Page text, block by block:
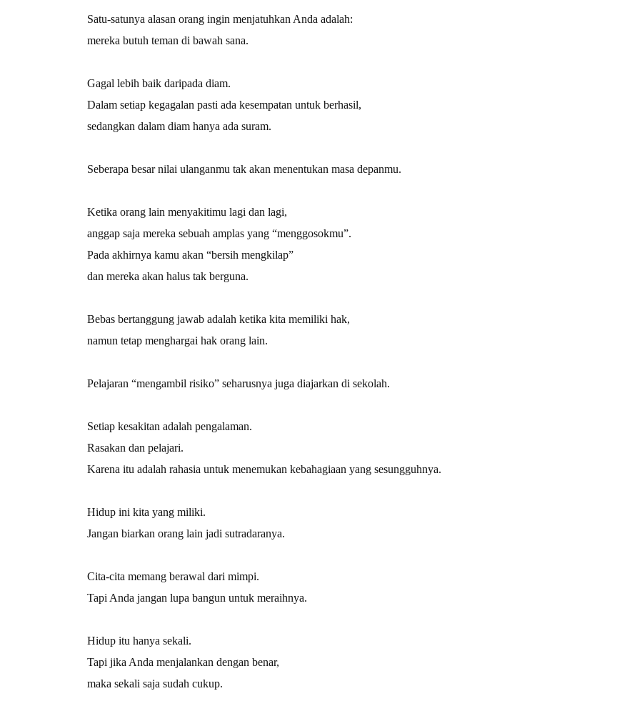
Satu-satunya alasan orang ingin menjatuhkan Anda adalah:
mereka butuh teman di bawah sana.
Gagal lebih baik daripada diam.
Dalam setiap kegagalan pasti ada kesempatan untuk berhasil,
sedangkan dalam diam hanya ada suram.
Seberapa besar nilai ulanganmu tak akan menentukan masa depanmu.
Ketika orang lain menyakitimu lagi dan lagi,
anggap saja mereka sebuah amplas yang “menggosokmu”.
Pada akhirnya kamu akan “bersih mengkilap”
dan mereka akan halus tak berguna.
Bebas bertanggung jawab adalah ketika kita memiliki hak,
namun tetap menghargai hak orang lain.
Pelajaran “mengambil risiko” seharusnya juga diajarkan di sekolah.
Setiap kesakitan adalah pengalaman.
Rasakan dan pelajari.
Karena itu adalah rahasia untuk menemukan kebahagiaan yang sesungguhnya.
Hidup ini kita yang miliki.
Jangan biarkan orang lain jadi sutradaranya.
Cita-cita memang berawal dari mimpi.
Tapi Anda jangan lupa bangun untuk meraihnya.
Hidup itu hanya sekali.
Tapi jika Anda menjalankan dengan benar,
maka sekali saja sudah cukup.